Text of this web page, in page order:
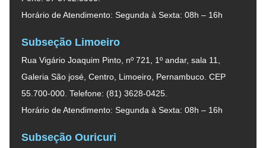
Horário de Atendimento: Segunda à Sexta: 08h – 16h
Subseção Limoeiro
Rua Vigário Joaquim Pinto, nº 721, 1º andar, sala 11,
Galeria São josé, Centro, Limoeiro, Pernambuco. CEP
55.700-000. Telefone: (81) 3628-0425.
Horário de Atendimento: Segunda à Sexta: 08h – 16h
Subseção Ouricuri